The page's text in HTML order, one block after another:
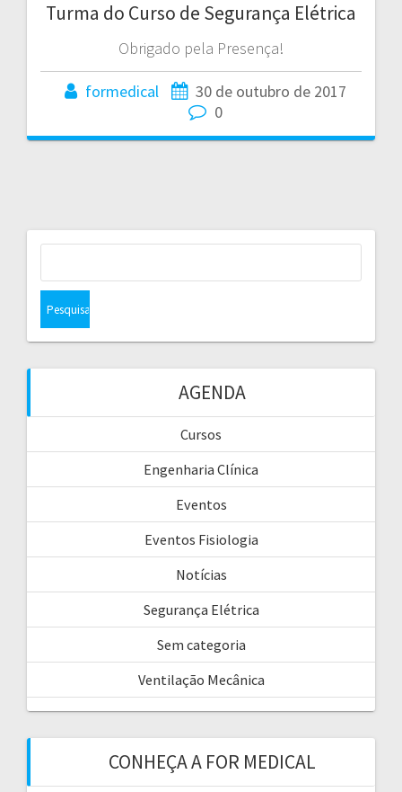
Turma do Curso de Segurança Elétrica
Obrigado pela Presença!
formedical
30 de outubro de 2017
0
AGENDA
Cursos
Engenharia Clínica
Eventos
Eventos Fisiologia
Notícias
Segurança Elétrica
Sem categoria
Ventilação Mecânica
CONHEÇA A FOR MEDICAL